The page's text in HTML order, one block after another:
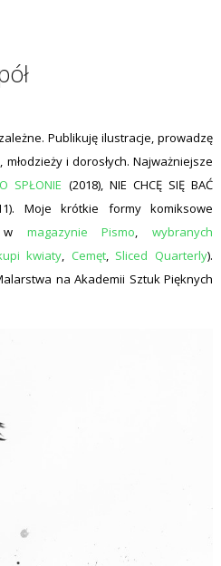
Publikuję ilustracje, prowadzę
i dorosłych. Najważniejsze
SPŁONIE (2018), NIE CHCĘ SIĘ BAĆ
Moje krótkie formy komiksowe
w magazynie Pismo,wybranych
kwiaty, Cemęt, Sliced Quarterly).
na Akademii Sztuk Pięknych